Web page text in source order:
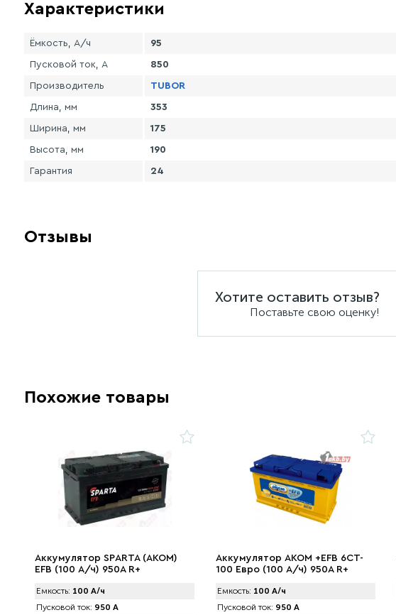
Характеристики
Ёмкость, А/ч 95
Пусковой ток, А 850
Производитель TUBOR
Длина, мм 353
Ширина, мм 175
Высота, мм 190
Гарантия 24
Отзывы
Хотите оставить отзыв?
Поставьте свою оценку!
Похожие товары
Аккумулятор SPАRTA (AKOM)
EFB (100 А/ч) 950A R+
Емкость: 100 А/ч
Пусковой ток: 950 А
Аккумулятор AКОМ +EFB 6CT-
100 Евро (100 А/ч) 950А R+
Емкость: 100 А/ч
Пусковой ток: 950 А